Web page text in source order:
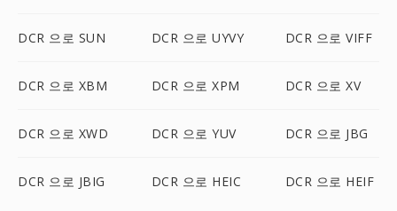
DCR 으로 SUN DCR 으로 UYVY DCR 으로 VIFF
DCR 으로 XBM DCR 으로 XPM DCR 으로 XV
DCR 으로 XWD DCR 으로 YUV DCR 으로 JBG
DCR 으로 JBIG DCR 으로 HEIC DCR 으로 HEIF